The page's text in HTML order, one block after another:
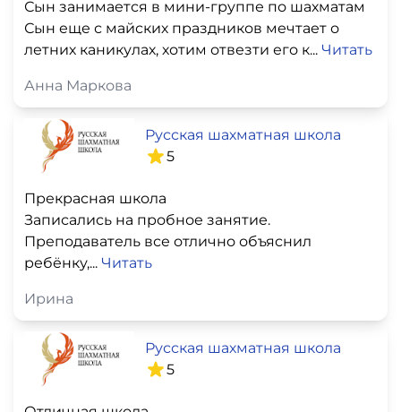
Сын занимается в мини-группе по шахматам
Сын еще с майских праздников мечтает о
летних каникулах, хотим отвезти его к... Читать
Анна Маркова
Русская шахматная школа
5
Прекрасная школа
Записались на пробное занятие.
Преподаватель все отлично объяснил
ребёнку,... Читать
Ирина
Русская шахматная школа
5